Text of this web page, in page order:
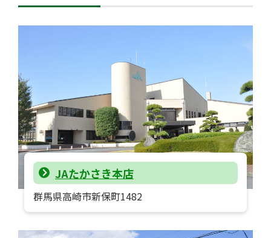
JAたかさき本店
群馬県高崎市新保町1482